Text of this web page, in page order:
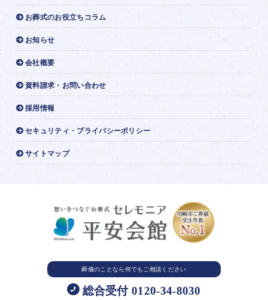
お葬式のお役立ちコラム
お知らせ
会社概要
資料請求・お問い合わせ
採用情報
セキュリティ・プライバシーポリシー
サイトマップ
葬儀のことなら何でもご相談ください
総合受付 0120-34-8030